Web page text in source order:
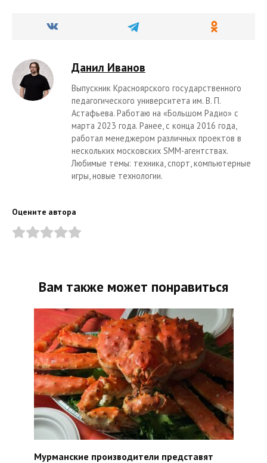
Данил Иванов
Выпускник Красноярского государственного
педагогического университета им. В. П.
Астафьева. Работаю на «Большом Радио» с
марта 2023 года. Ранее, с конца 2016 года,
работал менеджером различных проектов в
нескольких московских SMM-агентствах.
Любимые темы: техника, спорт, компьютерные
игры, новые технологии.
Оцените автора
Вам также может понравиться
Мурманские производители представят